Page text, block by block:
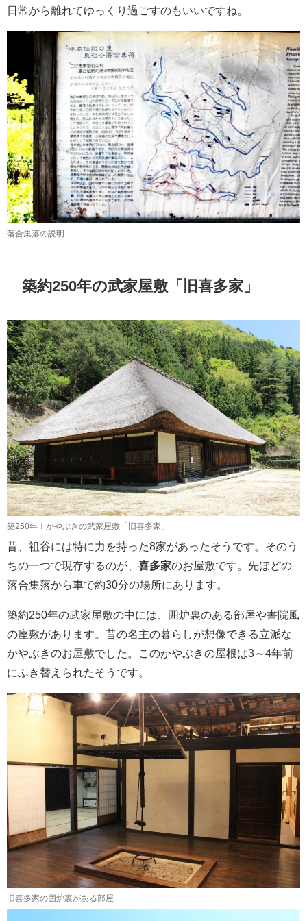
日常から離れてゆっくり過ごすのもいいですね。
落合集落の説明
築約250年の武家屋敷「旧喜多家」
築250年！かやぶきの武家屋敷「旧喜多家」
昔、祖谷には特に力を持った8家があったそうです。そのう
ちの一つで現存するのが、 喜多家のお屋敷です。先ほどの
落合集落から車で約30分の場所にあります。
築約250年の武家屋敷の中には、囲炉裏のある部屋や書院風
の座敷があります。昔の名主の暮らしが想像できる立派な
かやぶきのお屋敷でした。このかやぶきの屋根は3～4年前
にふき替えられたそうです。
旧喜多家の囲炉裏がある部屋